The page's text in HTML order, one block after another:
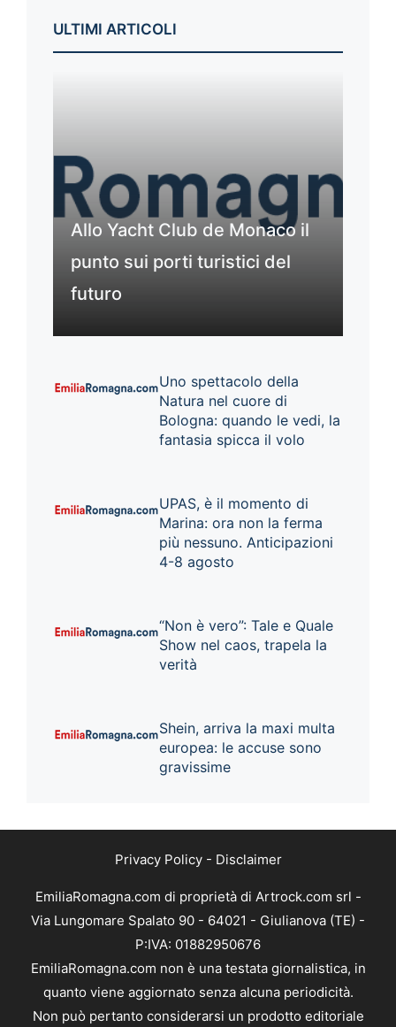
ULTIMI ARTICOLI
Allo Yacht Club de Monaco il
punto sui porti turistici del
futuro
Uno spettacolo della
Natura nel cuore di
Bologna: quando le vedi, la
fantasia spicca il volo
UPAS, è il momento di
Marina: ora non la ferma
più nessuno. Anticipazioni
4-8 agosto
“Non è vero”: Tale e Quale
Show nel caos, trapela la
verità
Shein, arriva la maxi multa
europea: le accuse sono
gravissime
Privacy Policy- Disclaimer
EmiliaRomagna.com di proprietà di Artrock.com srl -
Via Lungomare Spalato 90 - 64021 - Giulianova (TE) -
P:IVA: 01882950676
EmiliaRomagna.com non è una testata giornalistica, in
quanto viene aggiornato senza alcuna periodicità.
Non può pertanto considerarsi un prodotto editoriale